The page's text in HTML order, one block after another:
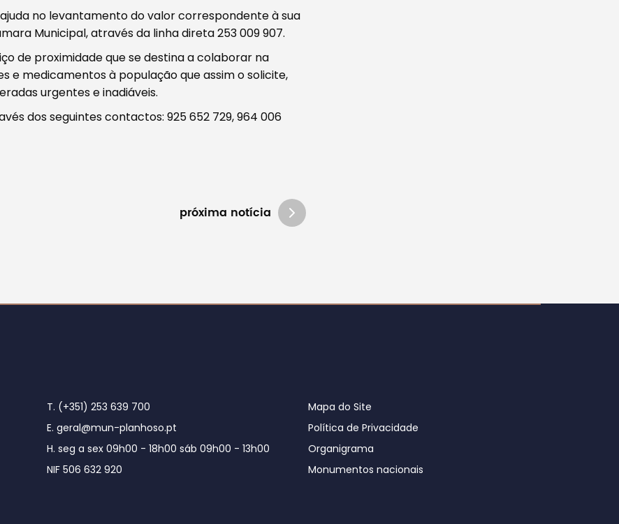
no levantamento do valor correspondente à sua
Municipal, através da linha direta 253 009 907.
de proximidade que se destina a colaborar na
e medicamentos à população que assim o solicite,
urgentes e inadiáveis.
dos seguintes contactos: 925 652 729, 964 006
próxima notícia
T. (+351) 253 639 700
E. geral@mun-planhoso.pt
H. seg a sex 09h00 - 18h00 sáb 09h00 - 13h00
NIF 506 632 920
Mapa do Site
Política de Privacidade
Organigrama
Monumentos nacionais